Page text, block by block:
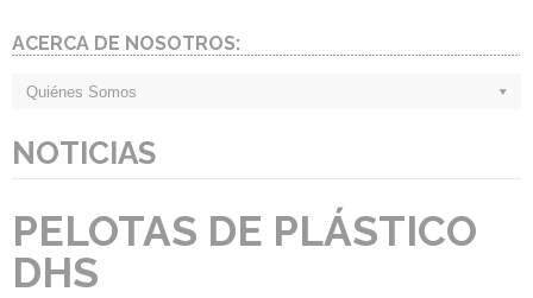
ACERCA DE NOSOTROS:
Quiénes Somos
NOTICIAS
PELOTAS DE PLÁSTICO
DHS